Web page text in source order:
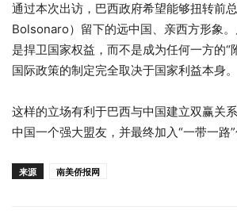
通过本次出访，巴西政府希望能够扭转前
Bolsonaro）留下的远中国、亲西方形象
是捍卫国家权益，而不是成为任何一方的“
国际政策的制定完全取决于国家利益本身。
这样的立场有利于巴西与中国建立双赢关
中国一个强大盟友，并最终加入“一带一路”
来源 南美侨报网